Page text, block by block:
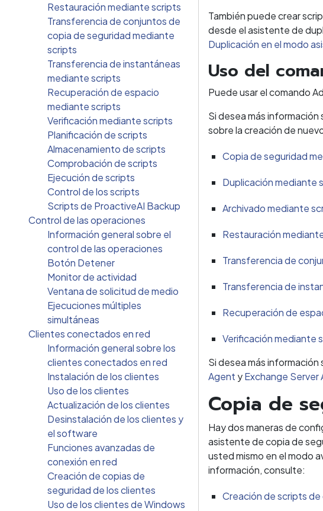
Restauración mediante scripts
Transferencia de conjuntos de
copia de seguridad mediante
scripts
Transferencia de instantáneas
mediante scripts
Recuperación de espacio
mediante scripts
Verificación mediante scripts
Planificación de scripts
Almacenamiento de scripts
Comprobación de scripts
Ejecución de scripts
Control de los scripts
Scripts de ProactiveAI Backup
Control de las operaciones
Información general sobre el
control de las operaciones
Botón Detener
Monitor de actividad
Ventana de solicitud de medio
Ejecuciones múltiples
simultáneas
Clientes conectados en red
Información general sobre los
clientes conectados en red
Instalación de los clientes
Uso de los clientes
Actualización de los clientes
Desinstalación de los clientes y
el software
Funciones avanzadas de
conexión en red
Creación de copias de
seguridad de los clientes
Uso de los clientes de Windows
También puede crear
desde el asistente de
Duplicación en el modo
Uso del
Puede usar el comando
Si desea más
sobre la creación de
Copia de seguridad
Duplicación mediante
Archivado mediante
Restauración
Transferencia de
Transferencia de
Recuperación de
Verificación mediante
Si desea más
Agent yExchange Server
Copia de
Hay dos maneras de
asistente de copia de
usted mismo en el modo
información, consulte:
Creación de scripts